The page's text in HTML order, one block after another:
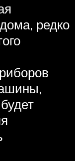
редко